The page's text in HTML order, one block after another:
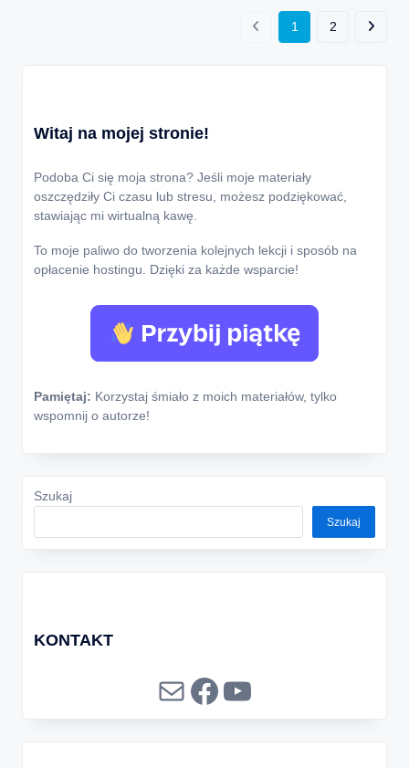
1 2
Witaj na mojej stronie!
Podoba Ci się moja strona? Jeśli moje materiały
oszczędziły Ci czasu lub stresu, możesz podziękować,
stawiając mi wirtualną kawę.
To moje paliwo do tworzenia kolejnych lekcji i sposób na
opłacenie hostingu. Dzięki za każde wsparcie!
Pamiętaj: Korzystaj śmiało z moich materiałów, tylko
wspomnij o autorze!
Szukaj
Szukaj
KONTAKT
MailFacebook
YouTube